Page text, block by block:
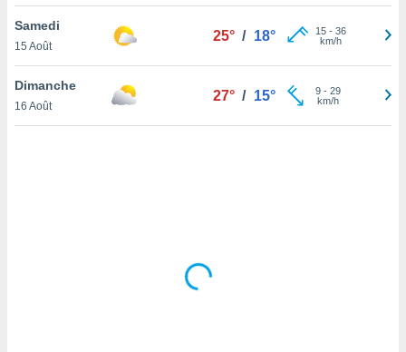
à
en
Samedi
15 Août
25° / 18° 15- 36
km/h
Dimanche
16 Août
27° / 15° 9- 29
km/h